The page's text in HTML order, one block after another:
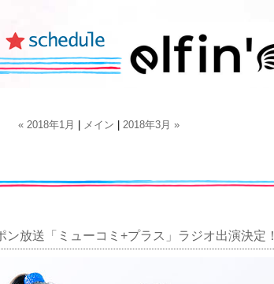
« 2018年1月 メイン 2018年3月 »
ン放送「ミューコミ+プラス」ラジオ出演決定！